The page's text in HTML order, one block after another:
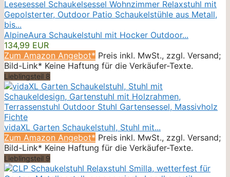
AlpineAura Schaukelstuhl mit Hocker Outdoor...
134,99 EUR
Zum Amazon Angebot* Preis inkl. MwSt., zzgl. Versand;
Bild-Link* Keine Haftung für die Verkäufer-Texte.
Lieblingsteil 8
vidaXL Garten Schaukelstuhl, Stuhl mit...
Zum Amazon Angebot* Preis inkl. MwSt., zzgl. Versand;
Bild-Link* Keine Haftung für die Verkäufer-Texte.
Lieblingsteil 9